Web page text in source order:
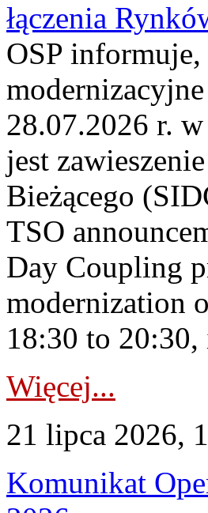
łączenia
OSP informuje,
28.07.2026 r.
jest
Bieżącego
TSO
Day Coupling
modernization
18:30 to 20:30,
Więcej...
21 lipca 2026,
Komunikat